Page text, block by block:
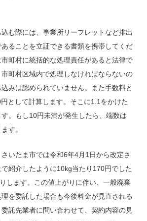
む際には、事業所リーフレットなど排出
ることを立証できる書類を携帯してくだ
町村に統括的な処理責任があると法律で
町村区域内で処理しなければならないの
みは認められていません。また手数料と
として計算します。そこに1.1をかけた
。もし10円未満が発生したら、端数は
す。
いたま市では令和6年4月1日から改定さ
紹介したように10kg当たり170円でした
します。この値上がりに伴い、一般廃棄
を委託した場合も今後料金が見直される
託先業者に問い合わせて、契約内容の見